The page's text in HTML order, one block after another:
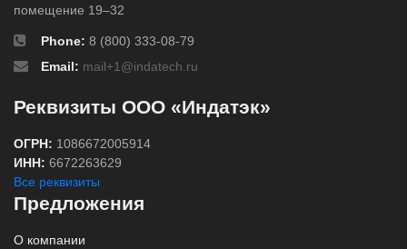
помещение 19–32
Phone: 8 (800) 333-08-79
Email: mail+1@indatech.ru
Реквизиты ООО «Индатэк»
ОГРН: 1086672005914
ИНН: 6672263629
Все реквизиты
Предложения
О компании